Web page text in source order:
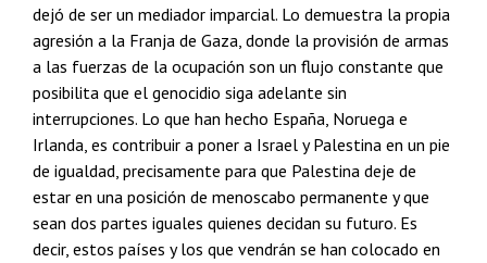
dejó de ser un mediador imparcial. Lo demuestra la propia
agresión a la Franja de Gaza, donde la provisión de armas
a las fuerzas de la ocupación son un flujo constante que
posibilita que el genocidio siga adelante sin
interrupciones. Lo que han hecho España, Noruega e
Irlanda, es contribuir a poner a Israel y Palestina en un pie
de igualdad, precisamente para que Palestina deje de
estar en una posición de menoscabo permanente y que
sean dos partes iguales quienes decidan su futuro. Es
decir, estos países y los que vendrán se han colocado en